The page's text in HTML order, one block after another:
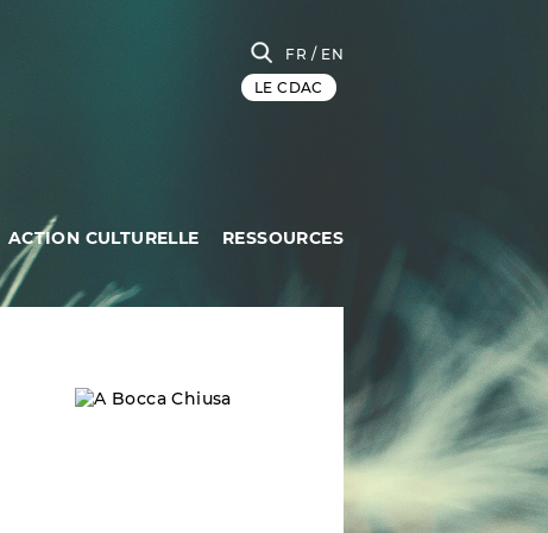
FR / EN
LE CDAC
ACTION CULTURELLE RESSOURCES